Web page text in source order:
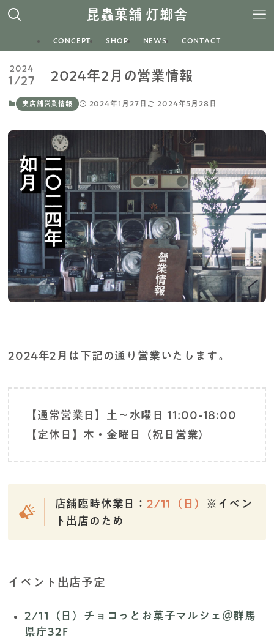
昆蟲菓舗 灯螂舎
CONCEPT SHOP NEWS CONTACT
2024年2月の営業情報
2024
1/27
実店舗営業情報 2024年1月27日 2024年5月28日
2024年2月は下記の通り営業いたします。
【通常営業日】土～水曜日 11:00-18:00
【定休日】木・金曜日（祝日営業）
店舗臨時休業日： 2/11（日）
※イベン
ト出店のため
イベント出店予定
2/11（日）チョコっとお菓子マルシェ＠群馬
県庁32F